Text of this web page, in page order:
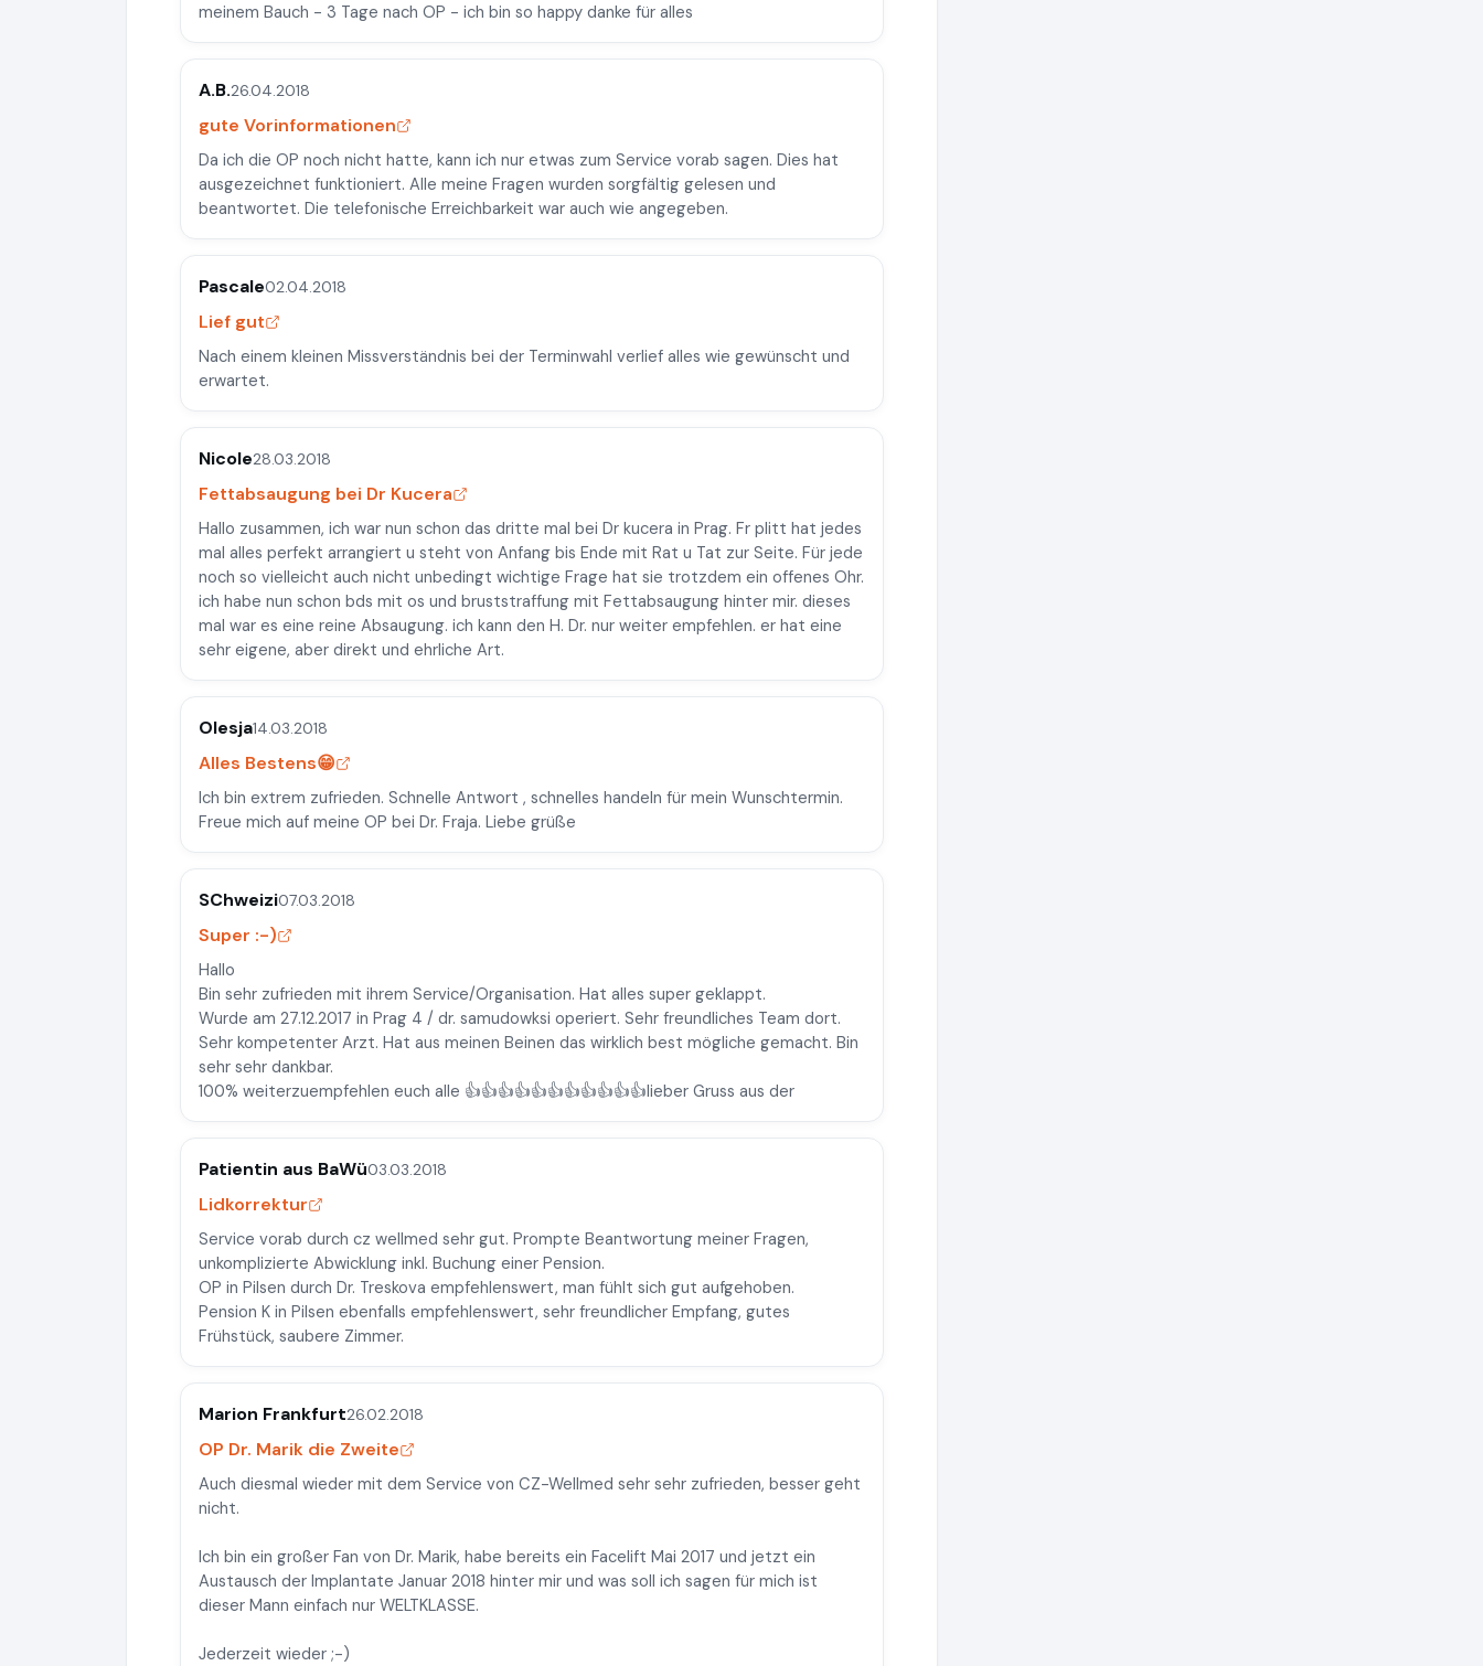
meinem Bauch - 3 Tage nach OP - ich bin so happy danke für alles
A.B.26.04.2018
gute Vorinformationen
Da ich die OP noch nicht hatte, kann ich nur etwas zum Service vorab sagen. Dies hat
ausgezeichnet funktioniert. Alle meine Fragen wurden sorgfältig gelesen und
beantwortet. Die telefonische Erreichbarkeit war auch wie angegeben.
Pascale02.04.2018
Lief gut
Nach einem kleinen Missverständnis bei der Terminwahl verlief alles wie gewünscht und
erwartet.
Nicole28.03.2018
Fettabsaugung bei Dr Kucera
Hallo zusammen, ich war nun schon das dritte mal bei Dr kucera in Prag. Fr plitt hat jedes
mal alles perfekt arrangiert u steht von Anfang bis Ende mit Rat u Tat zur Seite. Für jede
noch so vielleicht auch nicht unbedingt wichtige Frage hat sie trotzdem ein offenes Ohr.
ich habe nun schon bds mit os und bruststraffung mit Fettabsaugung hinter mir. dieses
mal war es eine reine Absaugung. ich kann den H. Dr. nur weiter empfehlen. er hat eine
sehr eigene, aber direkt und ehrliche Art.
Olesja14.03.2018
Alles Bestens😁
Ich bin extrem zufrieden. Schnelle Antwort , schnelles handeln für mein Wunschtermin.
Freue mich auf meine OP bei Dr. Fraja. Liebe grüße
SChweizi07.03.2018
Super :-)
Hallo
Bin sehr zufrieden mit ihrem Service/Organisation. Hat alles super geklappt.
Wurde am 27.12.2017 in Prag 4 / dr. samudowksi operiert. Sehr freundliches Team dort.
Sehr kompetenter Arzt. Hat aus meinen Beinen das wirklich best mögliche gemacht. Bin
sehr sehr dankbar.
100% weiterzuempfehlen euch alle 👍👍👍👍👍👍👍👍👍👍👍lieber Gruss aus der
Patientin aus BaWü03.03.2018
Lidkorrektur
Service vorab durch cz wellmed sehr gut. Prompte Beantwortung meiner Fragen,
unkomplizierte Abwicklung inkl. Buchung einer Pension.
OP in Pilsen durch Dr. Treskova empfehlenswert, man fühlt sich gut aufgehoben.
Pension K in Pilsen ebenfalls empfehlenswert, sehr freundlicher Empfang, gutes
Frühstück, saubere Zimmer.
Marion Frankfurt26.02.2018
OP Dr. Marik die Zweite
Auch diesmal wieder mit dem Service von CZ-Wellmed sehr sehr zufrieden, besser geht
nicht.
Ich bin ein großer Fan von Dr. Marik, habe bereits ein Facelift Mai 2017 und jetzt ein
Austausch der Implantate Januar 2018 hinter mir und was soll ich sagen für mich ist
dieser Mann einfach nur WELTKLASSE.
Jederzeit wieder ;-)